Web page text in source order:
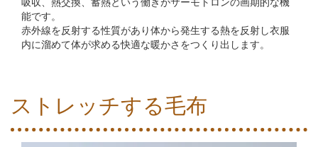
能です。
赤外線を反射する性質があり体から発生する熱を反射し衣服
内に溜めて体が求める快適な暖かさをつくり出します。
ストレッチする毛布